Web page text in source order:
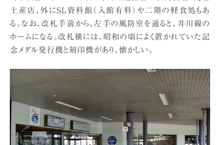
土産店、外にSL資料館（入館有料）や二階の軽食処もあ
る。なお、改札手前から、左手の風防室を通ると、井川線の
ホームになる。改札横には、昭和の頃によく置かれていた記
念メダル発行機と刻印機があり、懐かしい。